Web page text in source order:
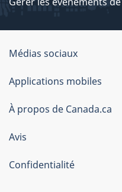
Organisation
du
gouvernement
du
Canada
Médias sociaux
Applications mobiles
À propos de Canada.ca
Avis
Confidentialité